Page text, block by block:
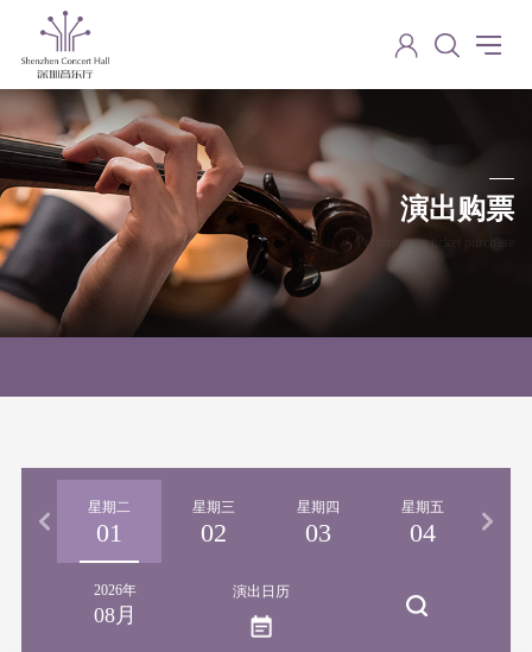
演出购票
Performance ticket purchase
星期二
01
星期三
02
星期四
03
星期五
04
2026年
08月
演出日历